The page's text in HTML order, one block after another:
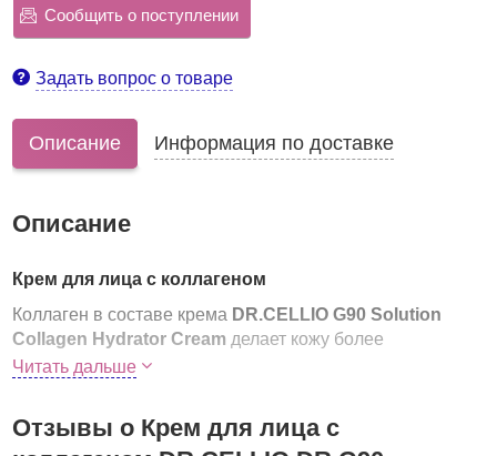
Сообщить о поступлении
Задать вопрос о товаре
Описание Информация по доставке
Описание
Крем для лица с коллагеном
Коллаген в составе крема DR.CELLIO G90 Solution
Collagen Hydrator Cream делает кожу более
увлажненной и эластичной.
признаками старения, осветляют кожу, сохраняют ее
Читать дальше
Отзывы о Крем для лица с